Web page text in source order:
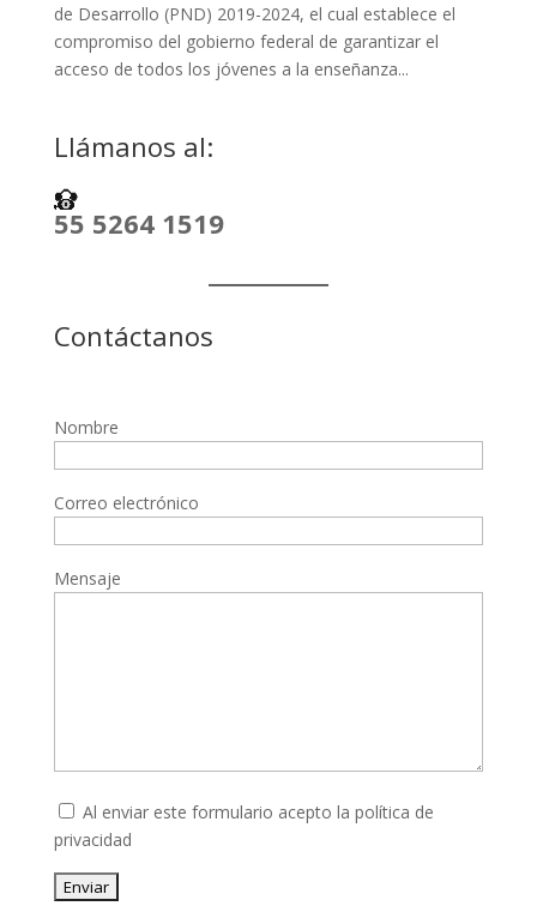
de Desarrollo (PND) 2019-2024, el cual establece el
compromiso del gobierno federal de garantizar el
acceso de todos los jóvenes a la enseñanza...
Llámanos al:
55 5264 1519
Contáctanos
Nombre
Correo electrónico
Mensaje
Al enviar este formulario acepto la política de
privacidad
Enviar